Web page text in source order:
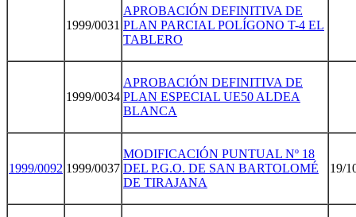
1999/0031
APROBACIÓN DEFINITIVA DE
PLAN PARCIAL POLÍGONO T-4 EL
TABLERO
1999/0034
APROBACIÓN DEFINITIVA DE
PLAN ESPECIAL UE50 ALDEA
BLANCA
1999/0092 1999/0037
MODIFICACIÓN PUNTUAL Nº 18
DEL P.G.O. DE SAN BARTOLOMÉ
DE TIRAJANA
19/